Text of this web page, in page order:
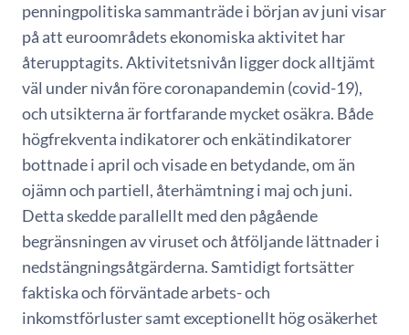
penningpolitiska sammanträde i början av juni visar
på att euroområdets ekonomiska aktivitet har
återupptagits. Aktivitetsnivån ligger dock alltjämt
väl under nivån före coronapandemin (covid-19),
och utsikterna är fortfarande mycket osäkra. Både
högfrekventa indikatorer och enkätindikatorer
bottnade i april och visade en betydande, om än
ojämn och partiell, återhämtning i maj och juni.
Detta skedde parallellt med den pågående
begränsningen av viruset och åtföljande lättnader i
nedstängningsåtgärderna. Samtidigt fortsätter
faktiska och förväntade arbets- och
inkomstförluster samt exceptionellt hög osäkerhet